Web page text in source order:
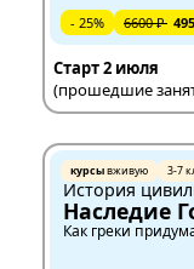
- 25% 6600 ₽
Старт 2 июля
(прошедшие
курсывживую 3-7
История
Наследие
Как греки